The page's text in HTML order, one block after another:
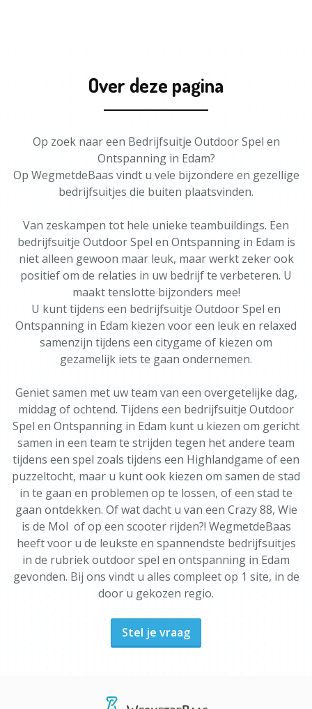
Over deze pagina
Op zoek naar een Bedrijfsuitje Outdoor Spel en
Ontspanning in Edam?
Op WegmetdeBaas vindt u vele bijzondere en gezellige
bedrijfsuitjes die buiten plaatsvinden.
Van zeskampen tot hele unieke teambuildings. Een
bedrijfsuitje Outdoor Spel en Ontspanning in Edam is
niet alleen gewoon maar leuk, maar werkt zeker ook
positief om de relaties in uw bedrijf te verbeteren. U
maakt tenslotte bijzonders mee!
U kunt tijdens een bedrijfsuitje Outdoor Spel en
Ontspanning in Edam kiezen voor een leuk en relaxed
samenzijn tijdens een citygame of kiezen om
gezamelijk iets te gaan ondernemen.
Geniet samen met uw team van een overgetelijke dag,
middag of ochtend. Tijdens een bedrijfsuitje Outdoor
Spel en Ontspanning in Edam kunt u kiezen om gericht
samen in een team te strijden tegen het andere team
tijdens een spel zoals tijdens een Highlandgame of een
puzzeltocht, maar u kunt ook kiezen om samen de stad
in te gaan en problemen op te lossen, of een stad te
gaan ontdekken. Of wat dacht u van een Crazy 88, Wie
is de Mol of op een scooter rijden?! WegmetdeBaas
heeft voor u de leukste en spannendste bedrijfsuitjes
in de rubriek outdoor spel en ontspanning in Edam
gevonden. Bij ons vindt u alles compleet op 1 site, in de
door u gekozen regio.
Stel je vraag